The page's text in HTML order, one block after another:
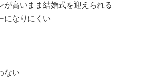
が高いまま結婚式を迎えられる
になりにくい
ない